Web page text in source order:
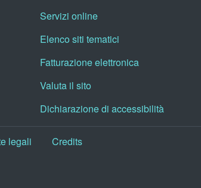
Servizi online
Elenco siti tematici
Fatturazione elettronica
Valuta il sito
Dichiarazione di accessibilità
legali Credits